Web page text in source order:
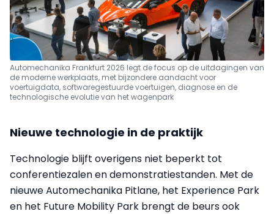
Automechanika Frankfurt 2026 legt de focus op de uitdagingen van
de moderne werkplaats, met bijzondere aandacht voor
voertuigdata, softwaregestuurde voertuigen, diagnose en de
technologische evolutie van het wagenpark
Nieuwe technologie in de praktijk
Technologie blijft overigens niet beperkt tot
conferentiezalen en demonstratiestanden. Met de
nieuwe Automechanika Pitlane, het Experience Park
en het Future Mobility Park brengt de beurs ook